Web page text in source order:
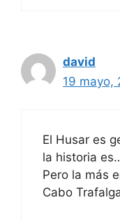
david
19 mayo,
El Husar es
la historia
Pero la más
Cabo